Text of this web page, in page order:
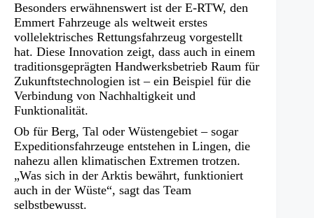
Besonders erwähnenswert ist der E‑RTW, den
Emmert Fahrzeuge als weltweit erstes
vollelektrisches Rettungsfahrzeug vorgestellt
hat. Diese Innovation zeigt, dass auch in einem
traditionsgeprägten Handwerksbetrieb Raum für
Zukunftstechnologien ist – ein Beispiel für die
Verbindung von Nachhaltigkeit und
Funktionalität.
Ob für Berg, Tal oder Wüstengebiet – sogar
Expeditionsfahrzeuge entstehen in Lingen, die
nahezu allen klimatischen Extremen trotzen.
„Was sich in der Arktis bewährt, funktioniert
auch in der Wüste“, sagt das Team
selbstbewusst.